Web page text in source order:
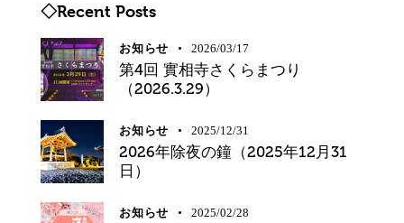
◇Recent Posts
お知らせ 2026/03/17
第4回 實相寺さくらまつり
（2026.3.29）
お知らせ 2025/12/31
2026年除夜の鐘（2025年12月31
日）
お知らせ 2025/02/28